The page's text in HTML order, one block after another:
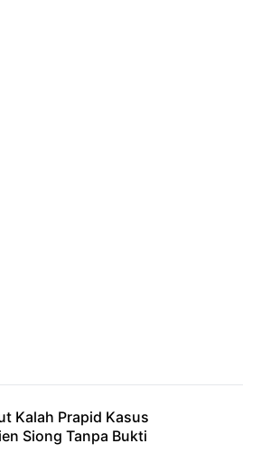
Kalah Prapid Kasus
Siong Tanpa Bukti